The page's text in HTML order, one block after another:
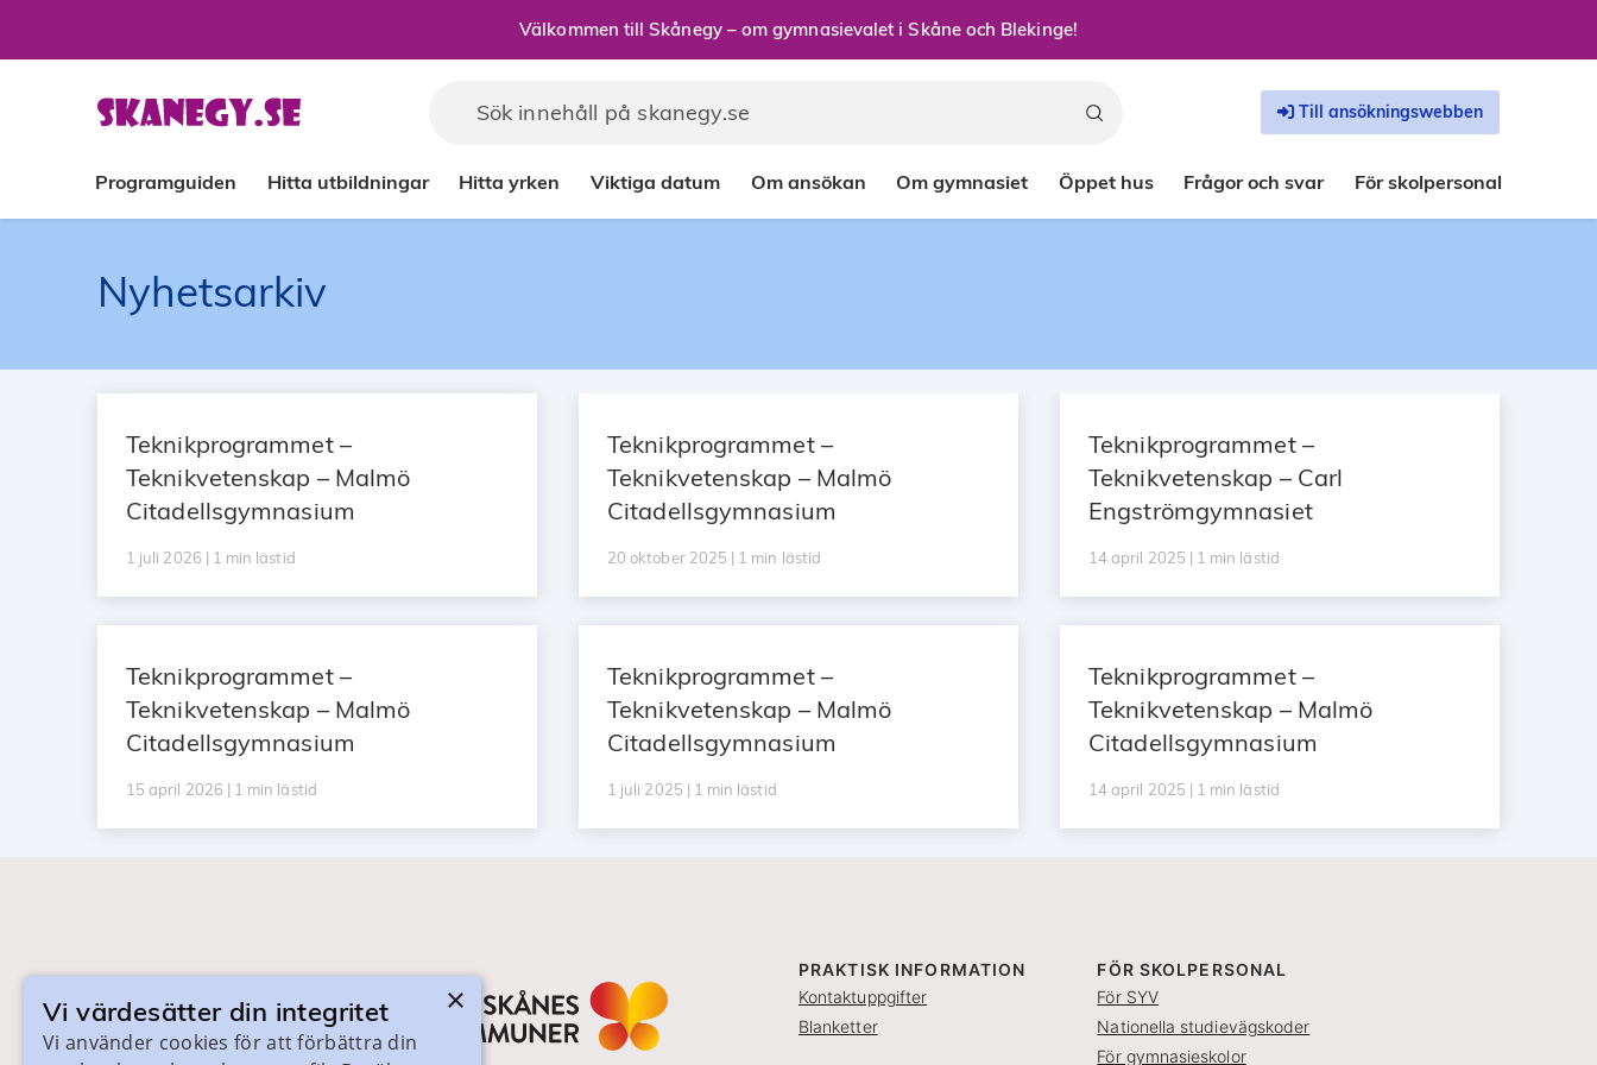
Välkommen till Skånegy – om gymnasievalet i Skåne och Blekinge!
Programguiden Hitta utbildningar Hitta yrken Viktiga datum Om ansökan Om gymnasiet Öppet hus Frågor och svar För skolpersonal
Till ansökningswebben
Nyhetsarkiv
Teknikprogrammet –
Teknikvetenskap – Malmö
Citadellsgymnasium
1 juli 2026 | 1 min lästid
Teknikprogrammet –
Teknikvetenskap – Malmö
Citadellsgymnasium
15 april 2026 | 1 min lästid
Teknikprogrammet –
Teknikvetenskap – Malmö
Citadellsgymnasium
20 oktober 2025 | 1 min lästid
Teknikprogrammet –
Teknikvetenskap – Malmö
Citadellsgymnasium
1 juli 2025 | 1 min lästid
Teknikprogrammet –
Teknikvetenskap – Carl
Engströmgymnasiet
14 april 2025 | 1 min lästid
Teknikprogrammet –
Teknikvetenskap – Malmö
Citadellsgymnasium
14 april 2025 | 1 min lästid
PRAKTISK INFORMATION
Kontaktuppgifter
Blanketter
FÖR SKOLPERSONAL
För SYV
Nationella studievägskoder
För gymnasieskolor
×
Vi värdesätter din integritet
Vi använder cookies för att förbättra din